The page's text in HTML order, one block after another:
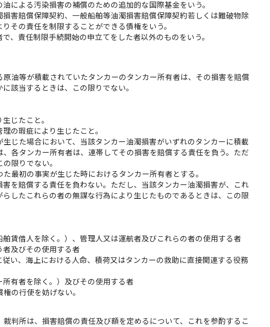
よる汚染損害の補償のための追加的な国際基金をいう。
害賠償保障契約、一般船舶等油濁損害賠償保障契約若しくは難破物除
その責任を制限することができる債権をいう。
責任制限手続開始の申立てをした者以外のものをいう。
油等が積載されていたタンカーのタンカー所有者は、その損害を賠償
該当するときは、この限りでない。
じたこと。
の瑕疵により生じたこと。
じた場合において、当該タンカー油濁損害がいずれのタンカーに積載
各タンカー所有者は、連帯してその損害を賠償する責任を負う。ただ
限りでない。
最初の事実が生じた時におけるタンカー所有者とする。
を賠償する責任を負わない。ただし、当該タンカー油濁損害が、これ
したこれらの者の無謀な行為により生じたものであるときは、この限
賃借人を除く。）、管理人又は運航者及びこれらの者の使用する者
及びその使用する者
い、海上における人命、積荷又はタンカーの救助に直接関連する役務
有者を除く。）及びその使用する者
の行使を妨げない。
判所は、損害賠償の責任及び額を定めるについて、これを参酌するこ